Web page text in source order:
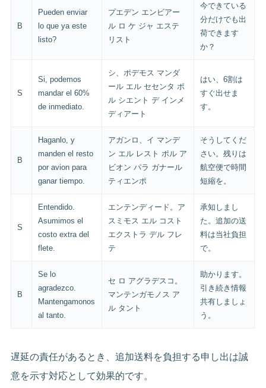
B
Pueden enviar
lo que ya este
listo?
プエデン エンビアー
ル ロ ケ ジャ エステ
リスト
今できている
分だけでも出
荷できます
か？
S
Si, podemos
mandar el 60%
de inmediato.
シ、ポデモス マンダ
ール エル セセンタ ポ
ル シエント デ インメ
ディアート
はい、6割は
すぐ出せま
す。
B
Haganlo, y
manden el resto
por avion para
ganar tiempo.
アガンロ、イ マンデ
ン エル レスト ポル ア
ビオン パラ ガナール
ティエンポ
そうしてくだ
さい。残りは
航空便で時間
短縮を。
S
Entendido.
Asumimos el
costo extra del
flete.
エンテンディード。ア
スミモス エル コスト
エクストラ デル フレ
テ
承知しまし
た。追加の送
料は当社負担
で。
B
Se lo
agradezco.
Mantengamonos
al tanto.
セ ロ アグラデスコ。
マンテンガモノス ア
ル タント
助かります。
引き続き情報
共有しましょ
う。
遅延の責任があるとき、追加送料を負担する申し出は誠
意を示す対応として効果的です。